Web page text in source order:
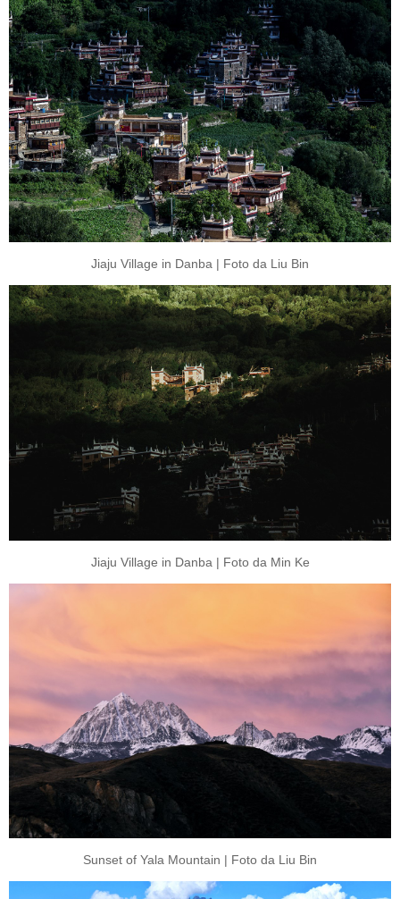
Jiaju Village in Danba | Foto da Liu Bin
Jiaju Village in Danba | Foto da Min Ke
Sunset of Yala Mountain | Foto da Liu Bin